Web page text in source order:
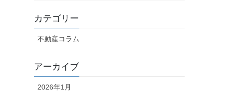
カテゴリー
不動産コラム
アーカイブ
2026年1月